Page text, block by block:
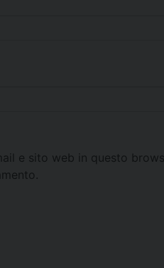
e sito web in questo